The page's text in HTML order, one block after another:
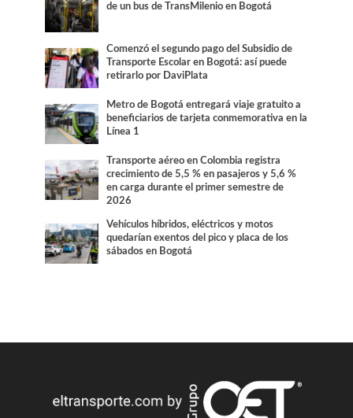
de un bus de TransMilenio en Bogotá
Comenzó el segundo pago del Subsidio de
Transporte Escolar en Bogotá: así puede
retirarlo por DaviPlata
Metro de Bogotá entregará viaje gratuito a
beneficiarios de tarjeta conmemorativa en la
Línea 1
Transporte aéreo en Colombia registra
crecimiento de 5,5 % en pasajeros y 5,6 %
en carga durante el primer semestre de
2026
Vehículos híbridos, eléctricos y motos
quedarían exentos del pico y placa de los
sábados en Bogotá